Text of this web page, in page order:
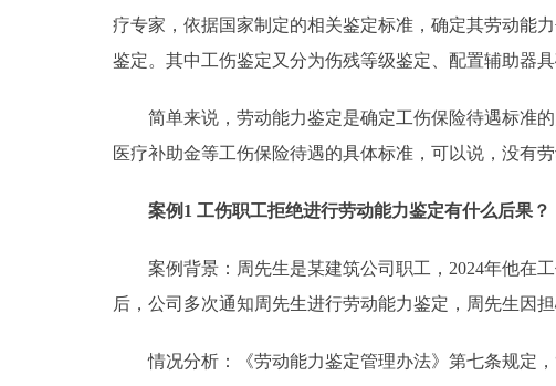
疗专家，依据国家制定的相关鉴定标准，确定其劳动能
鉴定。其中工伤鉴定又分为伤残等级鉴定、配置辅助器
简单来说，劳动能力鉴定是确定工伤保险待遇标准的
医疗补助金等工伤保险待遇的具体标准，可以说，没有
案例1 工伤职工拒绝进行劳动能力鉴定有什么后果？
案例背景：周先生是某建筑公司职工，2024年他在工
后，公司多次通知周先生进行劳动能力鉴定，周先生因
情况分析：《劳动能力鉴定管理办法》第七条规定，